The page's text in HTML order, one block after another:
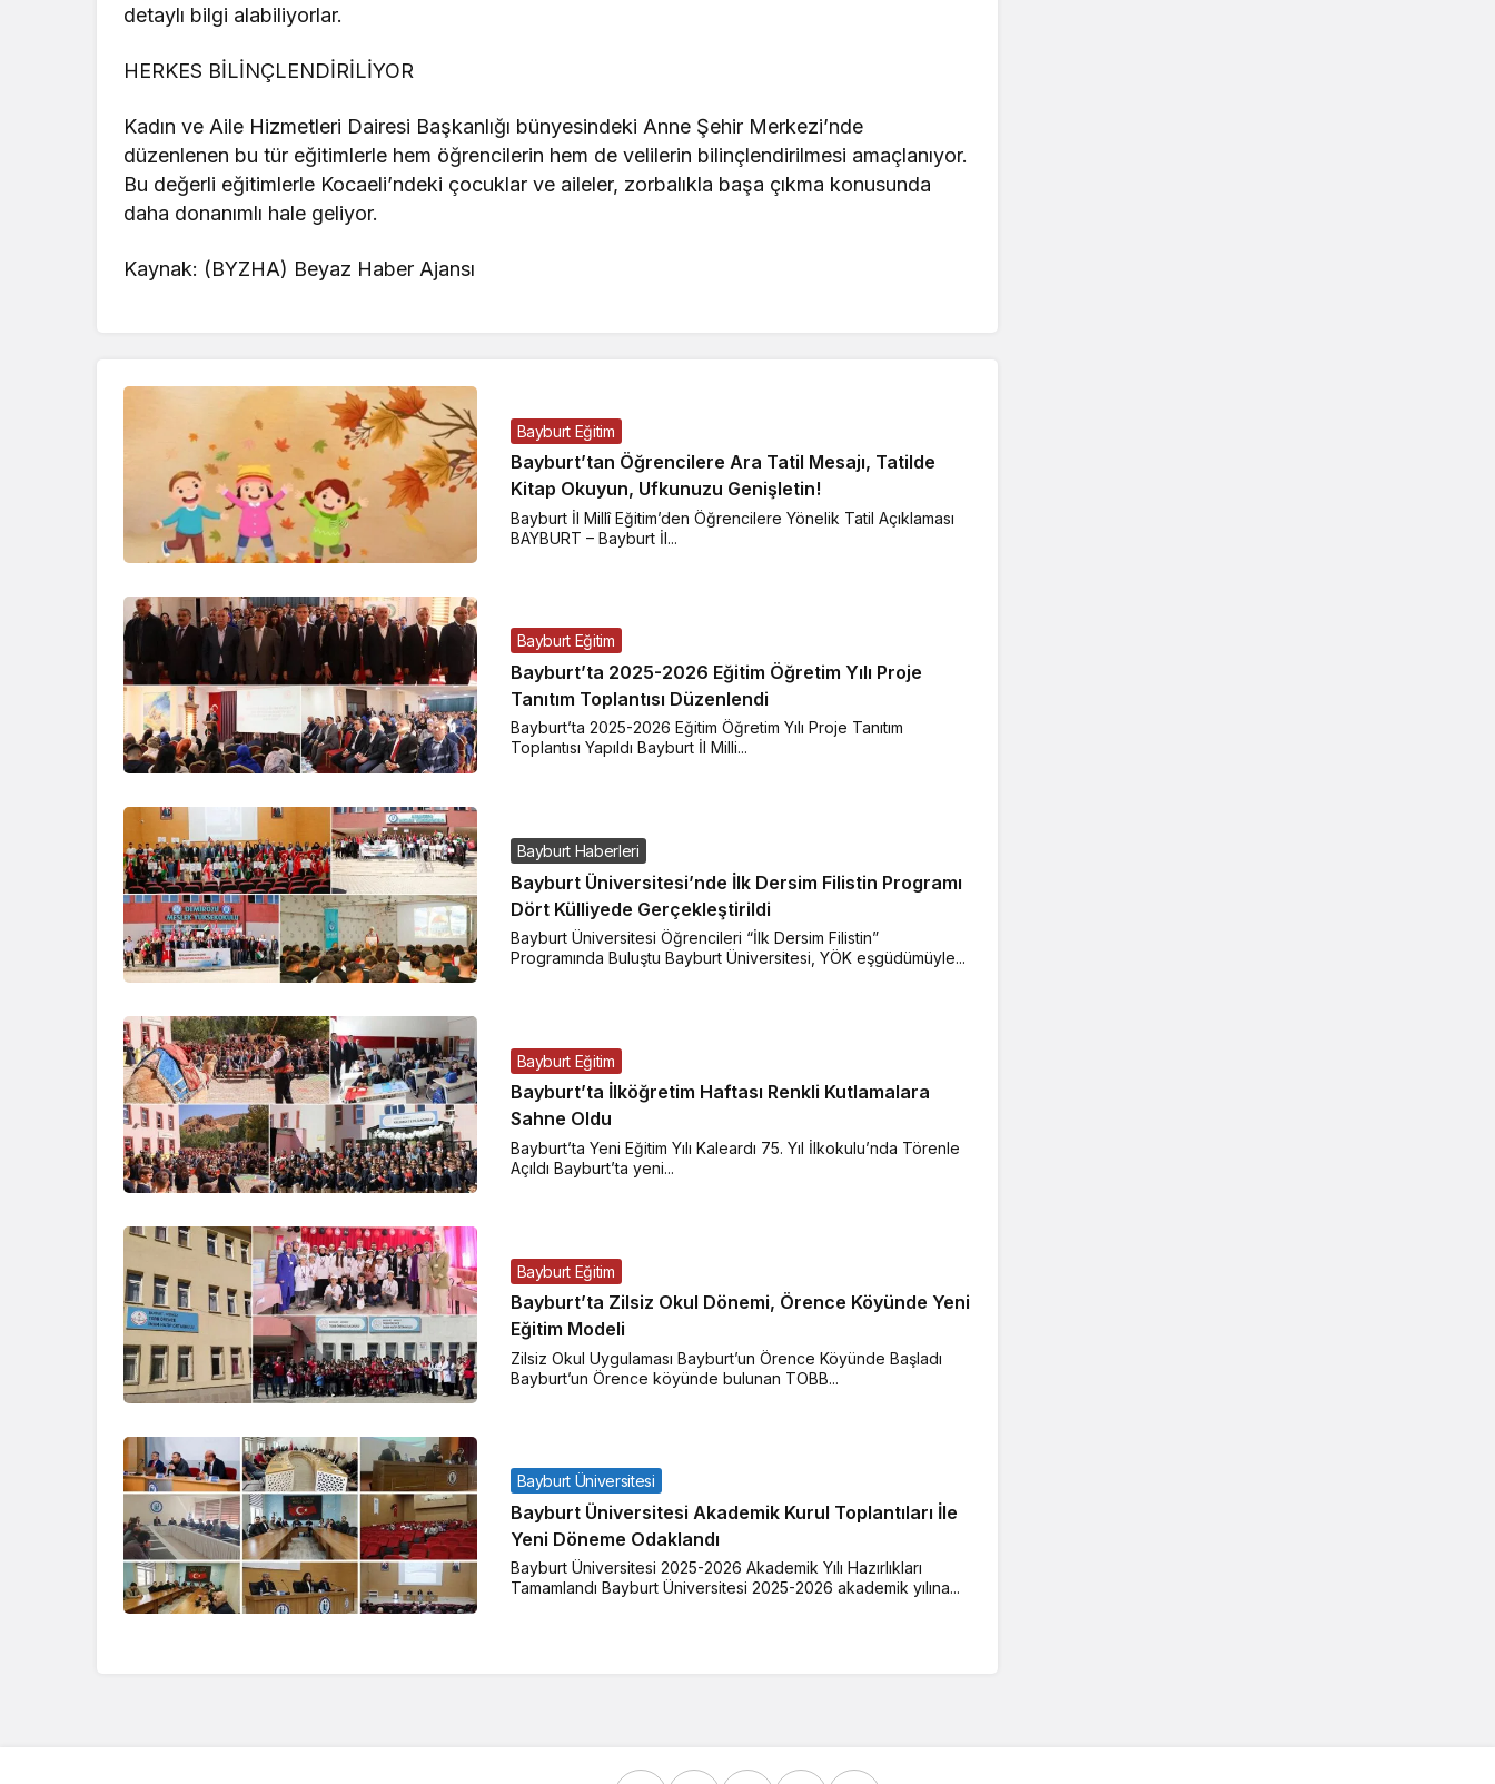
detaylı bilgi alabiliyorlar.
HERKES BİLİNÇLENDİRİLİYOR
Kadın ve Aile Hizmetleri Dairesi Başkanlığı bünyesindeki Anne Şehir Merkezi’nde
düzenlenen bu tür eğitimlerle hem öğrencilerin hem de velilerin bilinçlendirilmesi amaçlanıyor.
Bu değerli eğitimlerle Kocaeli’ndeki çocuklar ve aileler, zorbalıkla başa çıkma konusunda
daha donanımlı hale geliyor.
Kaynak: (BYZHA) Beyaz Haber Ajansı
Bayburt Eğitim
Bayburt’tan Öğrencilere Ara Tatil Mesajı, Tatilde
Kitap Okuyun, Ufkunuzu Genişletin!
Bayburt İl Millî Eğitim’den Öğrencilere Yönelik Tatil Açıklaması
BAYBURT – Bayburt İl...
Bayburt Eğitim
Bayburt’ta 2025-2026 Eğitim Öğretim Yılı Proje
Tanıtım Toplantısı Düzenlendi
Bayburt’ta 2025-2026 Eğitim Öğretim Yılı Proje Tanıtım
Toplantısı Yapıldı Bayburt İl Milli...
Bayburt Haberleri
Bayburt Üniversitesi’nde İlk Dersim Filistin Programı
Dört Külliyede Gerçekleştirildi
Bayburt Üniversitesi Öğrencileri “İlk Dersim Filistin”
Programında Buluştu Bayburt Üniversitesi, YÖK eşgüdümüyle...
Bayburt Eğitim
Bayburt’ta İlköğretim Haftası Renkli Kutlamalara
Sahne Oldu
Bayburt’ta Yeni Eğitim Yılı Kaleardı 75. Yıl İlkokulu’nda Törenle
Açıldı Bayburt’ta yeni...
Bayburt Eğitim
Bayburt’ta Zilsiz Okul Dönemi, Örence Köyünde Yeni
Eğitim Modeli
Zilsiz Okul Uygulaması Bayburt’un Örence Köyünde Başladı
Bayburt’un Örence köyünde bulunan TOBB...
Bayburt Üniversitesi
Bayburt Üniversitesi Akademik Kurul Toplantıları İle
Yeni Döneme Odaklandı
Bayburt Üniversitesi 2025-2026 Akademik Yılı Hazırlıkları
Tamamlandı Bayburt Üniversitesi 2025-2026 akademik yılına...